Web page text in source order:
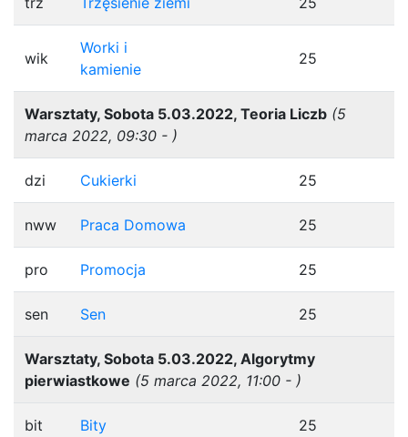
wik
Worki i
kamienie
25
Warsztaty, Sobota 5.03.2022, Teoria Liczb (5
marca 2022, 09:30 - )
dzi Cukierki 25
nww Praca Domowa 25
pro Promocja 25
sen Sen 25
Warsztaty, Sobota 5.03.2022, Algorytmy
pierwiastkowe (5 marca 2022, 11:00 - )
bit Bity 25